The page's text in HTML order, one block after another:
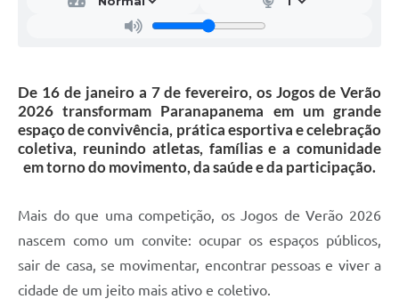
De 16 de janeiro a 7 de fevereiro, os Jogos de Verão
2026 transformam Paranapanema em um grande
espaço de convivência, prática esportiva e celebração
coletiva, reunindo atletas, famílias e a comunidade
em torno do movimento, da saúde e da participação.
Mais do que uma competição, os Jogos de Verão 2026
nascem como um convite: ocupar os espaços públicos,
sair de casa, se movimentar, encontrar pessoas e viver a
cidade de um jeito mais ativo e coletivo.